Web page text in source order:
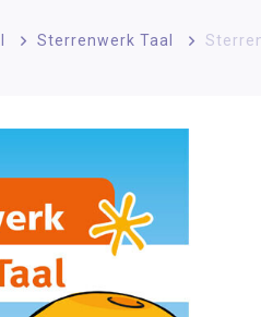
> Sterrenwerk Taal >